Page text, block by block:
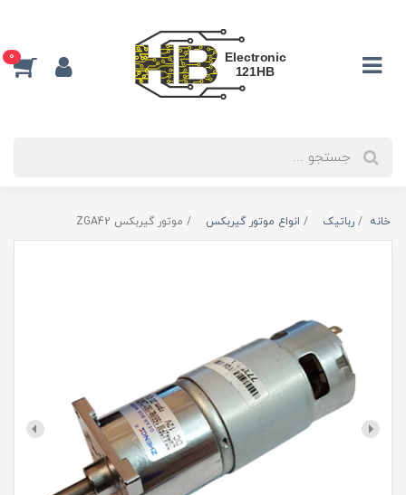
0
خانه رباتیک انواع موتور گیربکس موتور گیربکس ZGA42